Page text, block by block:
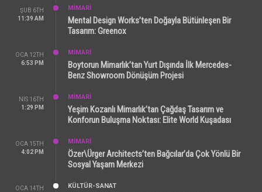
ŞUB 6TH
11:39 AM
MİMARİ
Mental Design Works’ten Doğayla Bütünleşen Bir
Tasarım: Greenox
OCA 12TH
6:53 PM
MİMARİ
Boytorun Mimarlık’tan Yurt Dışında İlk Mercedes-
Benz Showroom Dönüşüm Projesi
NIS 16TH
1:29 PM
MİMARİ
Yeşim Kozanlı Mimarlık’tan Çağdaş Tasarım ve
Konforun Buluşma Noktası: Elite World Kuşadası
OCA 15TH
4:02 PM
MİMARİ
Özer\Ürger Architects’ten Bağcılar’da Çok Yönlü Bir
Sosyal Yaşam Merkezi
OCA 14TH
KÜLTÜR-SANAT